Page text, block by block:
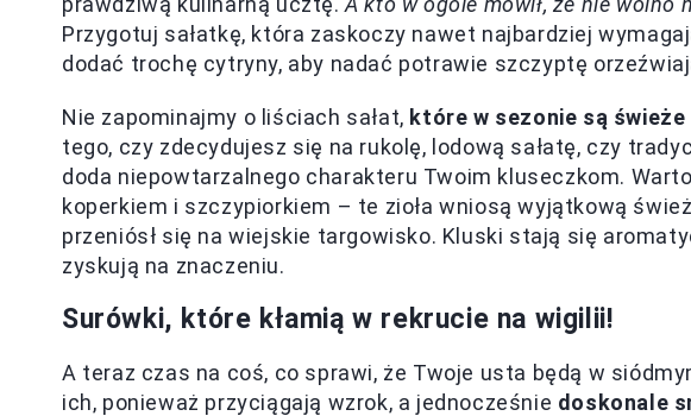
Przygotuj sałatkę, która zaskoczy nawet najbardziej
dodać trochę cytryny, aby nadać potrawie szczyptę
Nie zapominajmy o liściach sałat, które w sezonie są świeże
tego, czy zdecydujesz się na rukolę, lodową sałatę, czy
doda niepowtarzalnego charakteru Twoim kluseczkom.
koperkiem i szczypiorkiem – te zioła wniosą wyjątkową
przeniósł się na wiejskie targowisko. Kluski stają się
zyskują na znaczeniu.
Surówki, które kłamią w rekrucie na wigilii!
A teraz czas na coś, co sprawi, że Twoje usta będą w
ich, ponieważ przyciągają wzrok, a jednocześnie doskonale